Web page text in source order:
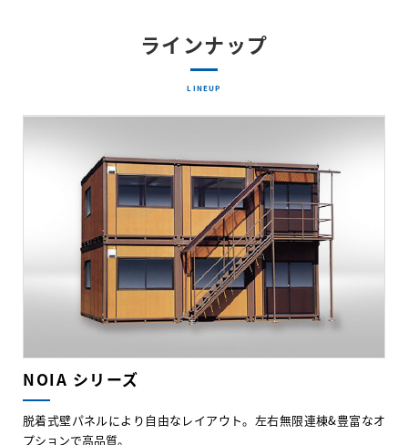
ラインナップ
LINEUP
NOIA シリーズ
脱着式壁パネルにより自由なレイアウト。左右無限連棟&豊富なオ
プションで高品質。